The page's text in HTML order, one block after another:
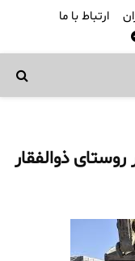
ارتباط با ما
Telegram
ذوالفقار